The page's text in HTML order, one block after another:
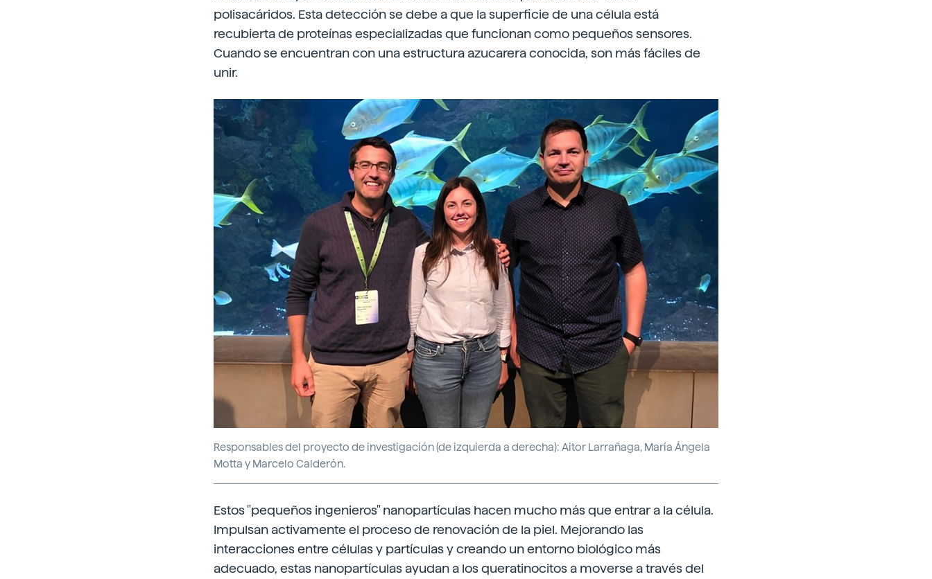
polisacáridos. Esta detección se debe a que la superficie de una célula está
recubierta de proteínas especializadas que funcionan como pequeños sensores.
Cuando se encuentran con una estructura azucarera conocida, son más fáciles de
unir.
Responsables del proyecto de investigación (de izquierda a derecha): Aitor Larrañaga, María Ángela
Motta y Marcelo Calderón.
Estos "pequeños ingenieros" nanopartículas hacen mucho más que entrar a la célula.
Impulsan activamente el proceso de renovación de la piel. Mejorando las
interacciones entre células y partículas y creando un entorno biológico más
adecuado, estas nanopartículas ayudan a los queratinocitos a moverse a través del